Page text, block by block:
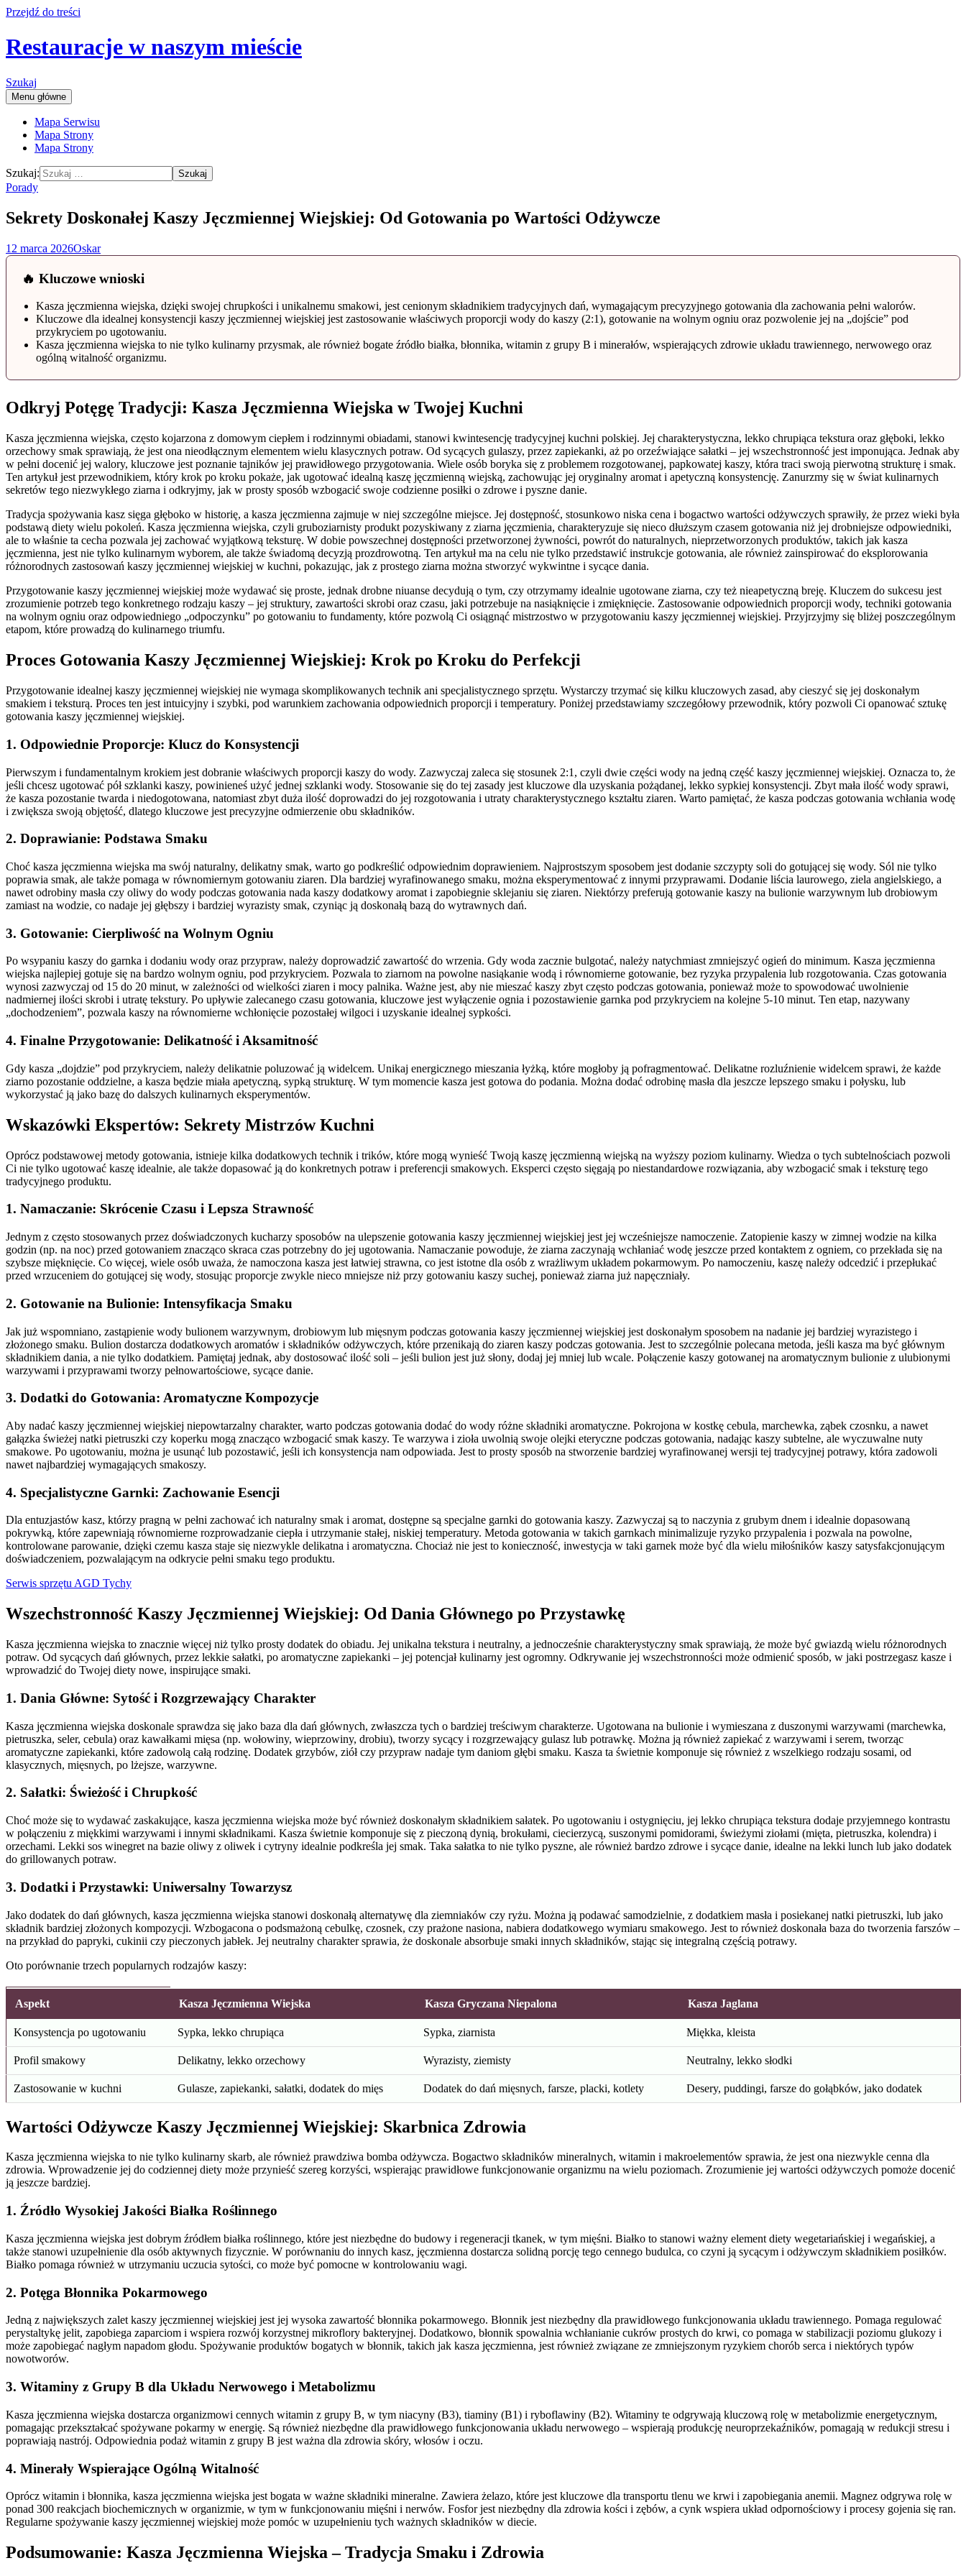
Przejdź do treści
Restauracje w naszym mieście
Szukaj
Menu główne
Mapa Serwisu
Mapa Strony
Mapa Strony
Szukaj:
Porady
Sekrety Doskonałej Kaszy Jęczmiennej Wiejskiej: Od Gotowania po Wartości Odżywcze
12 marca 2026Oskar
🔥 Kluczowe wnioski
Kasza jęczmienna wiejska, dzięki swojej chrupkości i unikalnemu smakowi, jest cenionym składnikiem tradycyjnych dań, wymagającym precyzyjnego gotowania dla zachowania pełni walorów.
Kluczowe dla idealnej konsystencji kaszy jęczmiennej wiejskiej jest zastosowanie właściwych proporcji wody do kaszy (2:1), gotowanie na wolnym ogniu oraz pozwolenie jej na „dojście” pod
przykryciem po ugotowaniu.
Kasza jęczmienna wiejska to nie tylko kulinarny przysmak, ale również bogate źródło białka, błonnika, witamin z grupy B i minerałów, wspierających zdrowie układu trawiennego, nerwowego oraz
ogólną witalność organizmu.
Odkryj Potęgę Tradycji: Kasza Jęczmienna Wiejska w Twojej Kuchni
Kasza jęczmienna wiejska, często kojarzona z domowym ciepłem i rodzinnymi obiadami, stanowi kwintesencję tradycyjnej kuchni polskiej. Jej charakterystyczna, lekko chrupiąca tekstura oraz głęboki, lekko
orzechowy smak sprawiają, że jest ona nieodłącznym elementem wielu klasycznych potraw. Od sycących gulaszy, przez zapiekanki, aż po orzeźwiające sałatki – jej wszechstronność jest imponująca. Jednak aby
w pełni docenić jej walory, kluczowe jest poznanie tajników jej prawidłowego przygotowania. Wiele osób boryka się z problemem rozgotowanej, papkowatej kaszy, która traci swoją pierwotną strukturę i smak.
Ten artykuł jest przewodnikiem, który krok po kroku pokaże, jak ugotować idealną kaszę jęczmienną wiejską, zachowując jej oryginalny aromat i apetyczną konsystencję. Zanurzmy się w świat kulinarnych
sekretów tego niezwykłego ziarna i odkryjmy, jak w prosty sposób wzbogacić swoje codzienne posiłki o zdrowe i pyszne danie.
Tradycja spożywania kasz sięga głęboko w historię, a kasza jęczmienna zajmuje w niej szczególne miejsce. Jej dostępność, stosunkowo niska cena i bogactwo wartości odżywczych sprawiły, że przez wieki była
podstawą diety wielu pokoleń. Kasza jęczmienna wiejska, czyli gruboziarnisty produkt pozyskiwany z ziarna jęczmienia, charakteryzuje się nieco dłuższym czasem gotowania niż jej drobniejsze odpowiedniki,
ale to właśnie ta cecha pozwala jej zachować wyjątkową teksturę. W dobie powszechnej dostępności przetworzonej żywności, powrót do naturalnych, nieprzetworzonych produktów, takich jak kasza
jęczmienna, jest nie tylko kulinarnym wyborem, ale także świadomą decyzją prozdrowotną. Ten artykuł ma na celu nie tylko przedstawić instrukcje gotowania, ale również zainspirować do eksplorowania
różnorodnych zastosowań kaszy jęczmiennej wiejskiej w kuchni, pokazując, jak z prostego ziarna można stworzyć wykwintne i sycące dania.
Przygotowanie kaszy jęczmiennej wiejskiej może wydawać się proste, jednak drobne niuanse decydują o tym, czy otrzymamy idealnie ugotowane ziarna, czy też nieapetyczną breję. Kluczem do sukcesu jest
zrozumienie potrzeb tego konkretnego rodzaju kaszy – jej struktury, zawartości skrobi oraz czasu, jaki potrzebuje na nasiąknięcie i zmięknięcie. Zastosowanie odpowiednich proporcji wody, techniki gotowania
na wolnym ogniu oraz odpowiedniego „odpoczynku” po gotowaniu to fundamenty, które pozwolą Ci osiągnąć mistrzostwo w przygotowaniu kaszy jęczmiennej wiejskiej. Przyjrzyjmy się bliżej poszczególnym
etapom, które prowadzą do kulinarnego triumfu.
Proces Gotowania Kaszy Jęczmiennej Wiejskiej: Krok po Kroku do Perfekcji
Przygotowanie idealnej kaszy jęczmiennej wiejskiej nie wymaga skomplikowanych technik ani specjalistycznego sprzętu. Wystarczy trzymać się kilku kluczowych zasad, aby cieszyć się jej doskonałym
smakiem i teksturą. Proces ten jest intuicyjny i szybki, pod warunkiem zachowania odpowiednich proporcji i temperatury. Poniżej przedstawiamy szczegółowy przewodnik, który pozwoli Ci opanować sztukę
gotowania kaszy jęczmiennej wiejskiej.
1. Odpowiednie Proporcje: Klucz do Konsystencji
Pierwszym i fundamentalnym krokiem jest dobranie właściwych proporcji kaszy do wody. Zazwyczaj zaleca się stosunek 2:1, czyli dwie części wody na jedną część kaszy jęczmiennej wiejskiej. Oznacza to, że
jeśli chcesz ugotować pół szklanki kaszy, powinieneś użyć jednej szklanki wody. Stosowanie się do tej zasady jest kluczowe dla uzyskania pożądanej, lekko sypkiej konsystencji. Zbyt mała ilość wody sprawi,
że kasza pozostanie twarda i niedogotowana, natomiast zbyt duża ilość doprowadzi do jej rozgotowania i utraty charakterystycznego kształtu ziaren. Warto pamiętać, że kasza podczas gotowania wchłania wodę
i zwiększa swoją objętość, dlatego kluczowe jest precyzyjne odmierzenie obu składników.
2. Doprawianie: Podstawa Smaku
Choć kasza jęczmienna wiejska ma swój naturalny, delikatny smak, warto go podkreślić odpowiednim doprawieniem. Najprostszym sposobem jest dodanie szczypty soli do gotującej się wody. Sól nie tylko
poprawia smak, ale także pomaga w równomiernym gotowaniu ziaren. Dla bardziej wyrafinowanego smaku, można eksperymentować z innymi przyprawami. Dodanie liścia laurowego, ziela angielskiego, a
nawet odrobiny masła czy oliwy do wody podczas gotowania nada kaszy dodatkowy aromat i zapobiegnie sklejaniu się ziaren. Niektórzy preferują gotowanie kaszy na bulionie warzywnym lub drobiowym
zamiast na wodzie, co nadaje jej głębszy i bardziej wyrazisty smak, czyniąc ją doskonałą bazą do wytrawnych dań.
3. Gotowanie: Cierpliwość na Wolnym Ogniu
Po wsypaniu kaszy do garnka i dodaniu wody oraz przypraw, należy doprowadzić zawartość do wrzenia. Gdy woda zacznie bulgotać, należy natychmiast zmniejszyć ogień do minimum. Kasza jęczmienna
wiejska najlepiej gotuje się na bardzo wolnym ogniu, pod przykryciem. Pozwala to ziarnom na powolne nasiąkanie wodą i równomierne gotowanie, bez ryzyka przypalenia lub rozgotowania. Czas gotowania
wynosi zazwyczaj od 15 do 20 minut, w zależności od wielkości ziaren i mocy palnika. Ważne jest, aby nie mieszać kaszy zbyt często podczas gotowania, ponieważ może to spowodować uwolnienie
nadmiernej ilości skrobi i utratę tekstury. Po upływie zalecanego czasu gotowania, kluczowe jest wyłączenie ognia i pozostawienie garnka pod przykryciem na kolejne 5-10 minut. Ten etap, nazywany
„dochodzeniem”, pozwala kaszy na równomierne wchłonięcie pozostałej wilgoci i uzyskanie idealnej sypkości.
4. Finalne Przygotowanie: Delikatność i Aksamitność
Gdy kasza „dojdzie” pod przykryciem, należy delikatnie poluzować ją widelcem. Unikaj energicznego mieszania łyżką, które mogłoby ją pofragmentować. Delikatne rozluźnienie widelcem sprawi, że każde
ziarno pozostanie oddzielne, a kasza będzie miała apetyczną, sypką strukturę. W tym momencie kasza jest gotowa do podania. Można dodać odrobinę masła dla jeszcze lepszego smaku i połysku, lub
wykorzystać ją jako bazę do dalszych kulinarnych eksperymentów.
Wskazówki Ekspertów: Sekrety Mistrzów Kuchni
Oprócz podstawowej metody gotowania, istnieje kilka dodatkowych technik i trików, które mogą wynieść Twoją kaszę jęczmienną wiejską na wyższy poziom kulinarny. Wiedza o tych subtelnościach pozwoli
Ci nie tylko ugotować kaszę idealnie, ale także dopasować ją do konkretnych potraw i preferencji smakowych. Eksperci często sięgają po niestandardowe rozwiązania, aby wzbogacić smak i teksturę tego
tradycyjnego produktu.
1. Namaczanie: Skrócenie Czasu i Lepsza Strawność
Jednym z często stosowanych przez doświadczonych kucharzy sposobów na ulepszenie gotowania kaszy jęczmiennej wiejskiej jest jej wcześniejsze namoczenie. Zatopienie kaszy w zimnej wodzie na kilka
godzin (np. na noc) przed gotowaniem znacząco skraca czas potrzebny do jej ugotowania. Namaczanie powoduje, że ziarna zaczynają wchłaniać wodę jeszcze przed kontaktem z ogniem, co przekłada się na
szybsze mięknięcie. Co więcej, wiele osób uważa, że namoczona kasza jest łatwiej strawna, co jest istotne dla osób z wrażliwym układem pokarmowym. Po namoczeniu, kaszę należy odcedzić i przepłukać
przed wrzuceniem do gotującej się wody, stosując proporcje zwykle nieco mniejsze niż przy gotowaniu kaszy suchej, ponieważ ziarna już napęczniały.
2. Gotowanie na Bulionie: Intensyfikacja Smaku
Jak już wspomniano, zastąpienie wody bulionem warzywnym, drobiowym lub mięsnym podczas gotowania kaszy jęczmiennej wiejskiej jest doskonałym sposobem na nadanie jej bardziej wyrazistego i
złożonego smaku. Bulion dostarcza dodatkowych aromatów i składników odżywczych, które przenikają do ziaren kaszy podczas gotowania. Jest to szczególnie polecana metoda, jeśli kasza ma być głównym
składnikiem dania, a nie tylko dodatkiem. Pamiętaj jednak, aby dostosować ilość soli – jeśli bulion jest już słony, dodaj jej mniej lub wcale. Połączenie kaszy gotowanej na aromatycznym bulionie z ulubionymi
warzywami i przyprawami tworzy pełnowartościowe, sycące danie.
3. Dodatki do Gotowania: Aromatyczne Kompozycje
Aby nadać kaszy jęczmiennej wiejskiej niepowtarzalny charakter, warto podczas gotowania dodać do wody różne składniki aromatyczne. Pokrojona w kostkę cebula, marchewka, ząbek czosnku, a nawet
gałązka świeżej natki pietruszki czy koperku mogą znacząco wzbogacić smak kaszy. Te warzywa i zioła uwolnią swoje olejki eteryczne podczas gotowania, nadając kaszy subtelne, ale wyczuwalne nuty
smakowe. Po ugotowaniu, można je usunąć lub pozostawić, jeśli ich konsystencja nam odpowiada. Jest to prosty sposób na stworzenie bardziej wyrafinowanej wersji tej tradycyjnej potrawy, która zadowoli
nawet najbardziej wymagających smakoszy.
4. Specjalistyczne Garnki: Zachowanie Esencji
Dla entuzjastów kasz, którzy pragną w pełni zachować ich naturalny smak i aromat, dostępne są specjalne garnki do gotowania kaszy. Zazwyczaj są to naczynia z grubym dnem i idealnie dopasowaną
pokrywką, które zapewniają równomierne rozprowadzanie ciepła i utrzymanie stałej, niskiej temperatury. Metoda gotowania w takich garnkach minimalizuje ryzyko przypalenia i pozwala na powolne,
kontrolowane parowanie, dzięki czemu kasza staje się niezwykle delikatna i aromatyczna. Chociaż nie jest to konieczność, inwestycja w taki garnek może być dla wielu miłośników kaszy satysfakcjonującym
doświadczeniem, pozwalającym na odkrycie pełni smaku tego produktu.
Serwis sprzętu AGD Tychy
Wszechstronność Kaszy Jęczmiennej Wiejskiej: Od Dania Głównego po Przystawkę
Kasza jęczmienna wiejska to znacznie więcej niż tylko prosty dodatek do obiadu. Jej unikalna tekstura i neutralny, a jednocześnie charakterystyczny smak sprawiają, że może być gwiazdą wielu różnorodnych
potraw. Od sycących dań głównych, przez lekkie sałatki, po aromatyczne zapiekanki – jej potencjał kulinarny jest ogromny. Odkrywanie jej wszechstronności może odmienić sposób, w jaki postrzegasz kasze i
wprowadzić do Twojej diety nowe, inspirujące smaki.
1. Dania Główne: Sytość i Rozgrzewający Charakter
Kasza jęczmienna wiejska doskonale sprawdza się jako baza dla dań głównych, zwłaszcza tych o bardziej treściwym charakterze. Ugotowana na bulionie i wymieszana z duszonymi warzywami (marchewka,
pietruszka, seler, cebula) oraz kawałkami mięsa (np. wołowiny, wieprzowiny, drobiu), tworzy sycący i rozgrzewający gulasz lub potrawkę. Można ją również zapiekać z warzywami i serem, tworząc
aromatyczne zapiekanki, które zadowolą całą rodzinę. Dodatek grzybów, ziół czy przypraw nadaje tym daniom głębi smaku. Kasza ta świetnie komponuje się również z wszelkiego rodzaju sosami, od
klasycznych, mięsnych, po lżejsze, warzywne.
2. Sałatki: Świeżość i Chrupkość
Choć może się to wydawać zaskakujące, kasza jęczmienna wiejska może być również doskonałym składnikiem sałatek. Po ugotowaniu i ostygnięciu, jej lekko chrupiąca tekstura dodaje przyjemnego kontrastu
w połączeniu z miękkimi warzywami i innymi składnikami. Kasza świetnie komponuje się z pieczoną dynią, brokułami, ciecierzycą, suszonymi pomidorami, świeżymi ziołami (mięta, pietruszka, kolendra) i
orzechami. Lekki sos winegret na bazie oliwy z oliwek i cytryny idealnie podkreśla jej smak. Taka sałatka to nie tylko pyszne, ale również bardzo zdrowe i sycące danie, idealne na lekki lunch lub jako dodatek
do grillowanych potraw.
3. Dodatki i Przystawki: Uniwersalny Towarzysz
Jako dodatek do dań głównych, kasza jęczmienna wiejska stanowi doskonałą alternatywę dla ziemniaków czy ryżu. Można ją podawać samodzielnie, z dodatkiem masła i posiekanej natki pietruszki, lub jako
składnik bardziej złożonych kompozycji. Wzbogacona o podsmażoną cebulkę, czosnek, czy prażone nasiona, nabiera dodatkowego wymiaru smakowego. Jest to również doskonała baza do tworzenia farszów –
na przykład do papryki, cukinii czy pieczonych jabłek. Jej neutralny charakter sprawia, że doskonale absorbuje smaki innych składników, stając się integralną częścią potrawy.
Oto porównanie trzech popularnych rodzajów kaszy:
Aspekt Kasza Jęczmienna Wiejska Kasza Gryczana Niepalona Kasza Jaglana
Konsystencja po ugotowaniu Sypka, lekko chrupiąca Sypka, ziarnista Miękka, kleista
Profil smakowy Delikatny, lekko orzechowy Wyrazisty, ziemisty Neutralny, lekko słodki
Zastosowanie w kuchni Gulasze, zapiekanki, sałatki, dodatek do mięs Dodatek do dań mięsnych, farsze, placki, kotlety Desery, puddingi, farsze do gołąbków, jako dodatek
Wartości Odżywcze Kaszy Jęczmiennej Wiejskiej: Skarbnica Zdrowia
Kasza jęczmienna wiejska to nie tylko kulinarny skarb, ale również prawdziwa bomba odżywcza. Bogactwo składników mineralnych, witamin i makroelementów sprawia, że jest ona niezwykle cenna dla
zdrowia. Wprowadzenie jej do codziennej diety może przynieść szereg korzyści, wspierając prawidłowe funkcjonowanie organizmu na wielu poziomach. Zrozumienie jej wartości odżywczych pomoże docenić
ją jeszcze bardziej.
1. Źródło Wysokiej Jakości Białka Roślinnego
Kasza jęczmienna wiejska jest dobrym źródłem białka roślinnego, które jest niezbędne do budowy i regeneracji tkanek, w tym mięśni. Białko to stanowi ważny element diety wegetariańskiej i wegańskiej, a
także stanowi uzupełnienie dla osób aktywnych fizycznie. W porównaniu do innych kasz, jęczmienna dostarcza solidną porcję tego cennego budulca, co czyni ją sycącym i odżywczym składnikiem posiłków.
Białko pomaga również w utrzymaniu uczucia sytości, co może być pomocne w kontrolowaniu wagi.
2. Potęga Błonnika Pokarmowego
Jedną z największych zalet kaszy jęczmiennej wiejskiej jest jej wysoka zawartość błonnika pokarmowego. Błonnik jest niezbędny dla prawidłowego funkcjonowania układu trawiennego. Pomaga regulować
perystaltykę jelit, zapobiega zaparciom i wspiera rozwój korzystnej mikroflory bakteryjnej. Dodatkowo, błonnik spowalnia wchłanianie cukrów prostych do krwi, co pomaga w stabilizacji poziomu glukozy i
może zapobiegać nagłym napadom głodu. Spożywanie produktów bogatych w błonnik, takich jak kasza jęczmienna, jest również związane ze zmniejszonym ryzykiem chorób serca i niektórych typów
nowotworów.
3. Witaminy z Grupy B dla Układu Nerwowego i Metabolizmu
Kasza jęczmienna wiejska dostarcza organizmowi cennych witamin z grupy B, w tym niacyny (B3), tiaminy (B1) i ryboflawiny (B2). Witaminy te odgrywają kluczową rolę w metabolizmie energetycznym,
pomagając przekształcać spożywane pokarmy w energię. Są również niezbędne dla prawidłowego funkcjonowania układu nerwowego – wspierają produkcję neuroprzekaźników, pomagają w redukcji stresu i
poprawiają nastrój. Odpowiednia podaż witamin z grupy B jest ważna dla zdrowia skóry, włosów i oczu.
4. Minerały Wspierające Ogólną Witalność
Oprócz witamin i błonnika, kasza jęczmienna wiejska jest bogata w ważne składniki mineralne. Zawiera żelazo, które jest kluczowe dla transportu tlenu we krwi i zapobiegania anemii. Magnez odgrywa rolę w
ponad 300 reakcjach biochemicznych w organizmie, w tym w funkcjonowaniu mięśni i nerwów. Fosfor jest niezbędny dla zdrowia kości i zębów, a cynk wspiera układ odpornościowy i procesy gojenia się ran.
Regularne spożywanie kaszy jęczmiennej wiejskiej może pomóc w uzupełnieniu tych ważnych składników w diecie.
Podsumowanie: Kasza Jęczmienna Wiejska – Tradycja Smaku i Zdrowia